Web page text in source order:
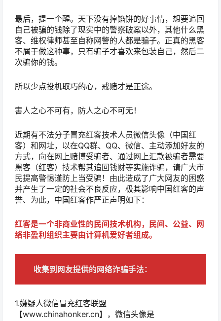
最后，提一个醒。天下没有掉馅饼的好事情，想要追回
自己被骗的钱除了现实中的警察破案以外，其他什么黑
客、维权律师甚至自称网警的人都是骗子。正真的黑客
不屑于做这种事，只有骗子才喜欢来包装自己，然后二
次骗你的钱。
所以少点投机取巧的心，戒赌才是正途。
害人之心不可有，防人之心不可无！
近期有不法分子冒充红客技术人员微信头像（中国红
客）和网址，以在QQ群、QQ、微信、主动添加好友的
方式，向在网上赌博受骗者、通过网上汇款被骗者需要
黑客（红客）技术帮其追回钱财等实施诈骗，请广大市
民提高警惕谨防上当受骗！由此造成了广大网友的困惑
并产生了一定的社会不良反应，极其影响中国红客的声
誉、为此，中国红客作严正声明如下：
红客是一个非商业性的民间技术机构，民间、公益、网
络非盈利组织主要由计算机爱好者组成。
收集到网友提供的网络诈骗手法：
1.嫌疑人微信冒充红客联盟
【www.chinahonker.cn】，微信头像是